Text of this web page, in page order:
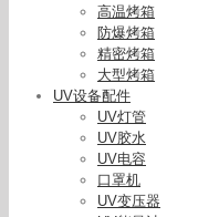
高温烤箱
防爆烤箱
精密烤箱
大型烤箱
UV设备配件
UV灯管
UV胶水
UV电容
口罩机
UV变压器